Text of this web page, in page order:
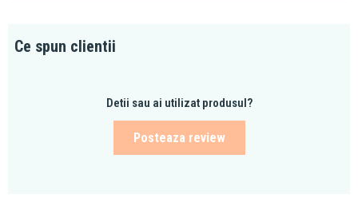
Ce spun clientii
Detii sau ai utilizat produsul?
Posteaza review